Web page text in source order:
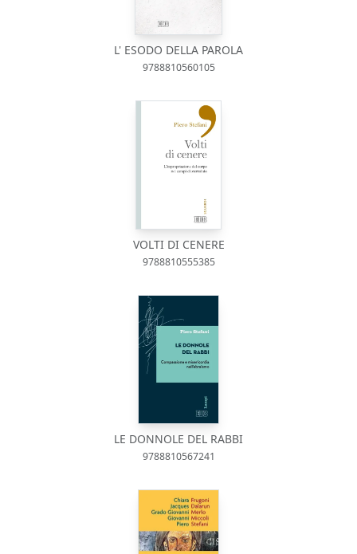
L' ESODO DELLA PAROLA
9788810560105
VOLTI DI CENERE
9788810555385
LE DONNOLE DEL RABBI
9788810567241